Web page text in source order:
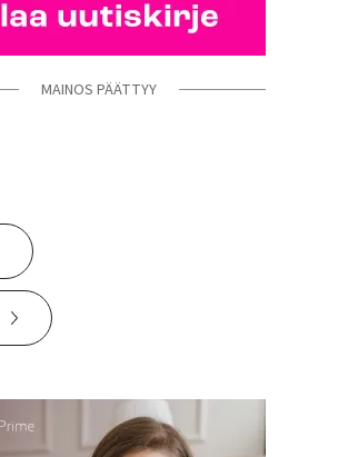
MAINOS PÄÄTTYY